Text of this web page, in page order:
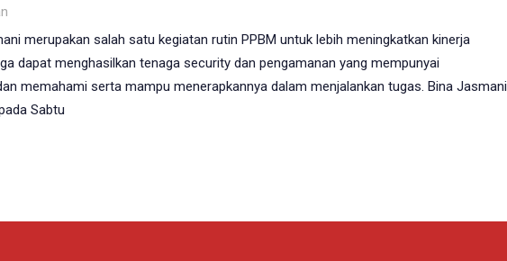
merupakan salah satu kegiatan rutin PPBM untuk lebih meningkatkan kinerja
dapat menghasilkan tenaga security dan pengamanan yang mempunyai
memahami serta mampu menerapkannya dalam menjalankan tugas. Bina Jasmani
Sabtu